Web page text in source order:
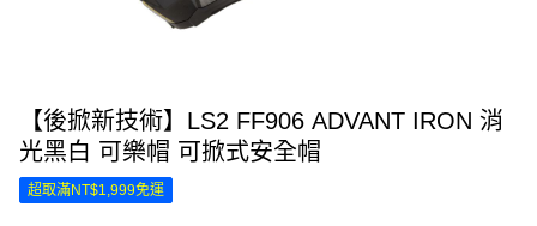
【後掀新技術】LS2 FF906 ADVANT IRON 消
光黑白 可樂帽 可掀式安全帽
超取滿NT$1,999免運